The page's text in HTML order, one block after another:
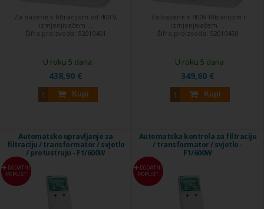
Za bazene s filtracijom od 400 V,
izmjenjivačem ...
Šifra proizvoda: 52010451
438,90 €
Kupi
U roku 5 dana
Za bazene s 400V filtracijom i
izmjenjivačem ...
Šifra proizvoda: 52010450
349,60 €
Kupi
U roku 5 dana
Automatsko upravljanje za
filtraciju / transformator / svjetlo
/ protustruju - F1/600W
DODATNI
POPUST
Automatska kontrola za filtraciju
/ transformator / svjetlo -
F1/600W
DODATNI
POPUST